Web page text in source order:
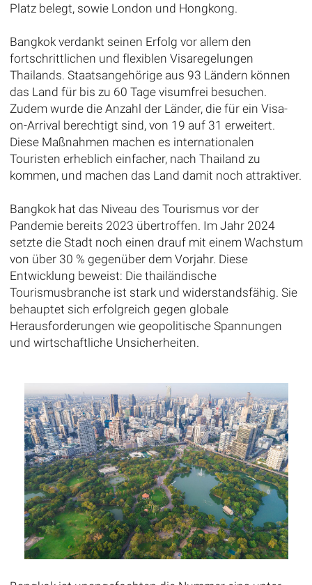
Platz belegt, sowie London und Hongkong.
Bangkok verdankt seinen Erfolg vor allem den
fortschrittlichen und flexiblen Visaregelungen
Thailands. Staatsangehörige aus 93 Ländern können
das Land für bis zu 60 Tage visumfrei besuchen.
Zudem wurde die Anzahl der Länder, die für ein Visa-
on-Arrival berechtigt sind, von 19 auf 31 erweitert.
Diese Maßnahmen machen es internationalen
Touristen erheblich einfacher, nach Thailand zu
kommen, und machen das Land damit noch attraktiver.
Bangkok hat das Niveau des Tourismus vor der
Pandemie bereits 2023 übertroffen. Im Jahr 2024
setzte die Stadt noch einen drauf mit einem Wachstum
von über 30 % gegenüber dem Vorjahr. Diese
Entwicklung beweist: Die thailändische
Tourismusbranche ist stark und widerstandsfähig. Sie
behauptet sich erfolgreich gegen globale
Herausforderungen wie geopolitische Spannungen
und wirtschaftliche Unsicherheiten.